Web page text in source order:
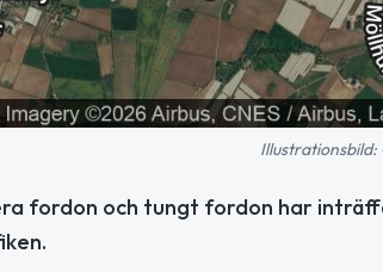
Illustrationsbild:
fordon och tungt fordon har